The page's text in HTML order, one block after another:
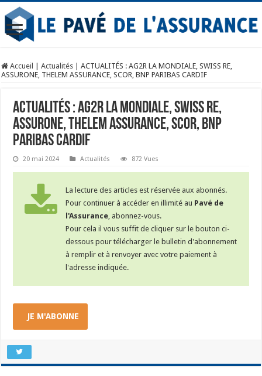
Accueil Actualités
ACTUALITÉS : AG2R LA MONDIALE, SWISS RE,
ASSURONE, THELEM ASSURANCE, SCOR, BNP PARIBAS CARDIF
ACTUALITÉS : AG2R LA MONDIALE, SWISS RE,
ASSURONE, THELEM ASSURANCE, SCOR, BNP
PARIBAS CARDIF
20 mai 2024 Actualités 872 Vues
La lecture des articles est réservée aux abonnés.
Pour continuer à accéder en illimité au Pavé de
l'Assurance , abonnez-vous.
Pour cela il vous suffit de cliquer sur le bouton ci-
dessous pour télécharger le bulletin d'abonnement
à remplir et à renvoyer avec votre paiement à
l'adresse indiquée.
JE M'ABONNE